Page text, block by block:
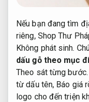
Nếu bạn đang tìm
riêng, Shop Thư
Không phát sinh.
dấu gỗ theo mục
Theo sát từng bước.
từ dấu tên, Báo giá
logo cho đến triện